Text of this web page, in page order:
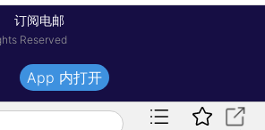
订阅电邮
Reserved
App 内打开